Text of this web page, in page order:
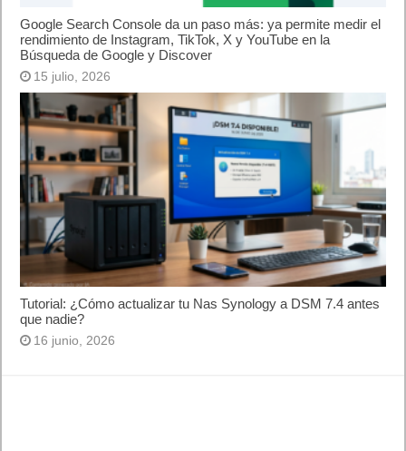
Google Search Console da un paso más: ya permite medir el
rendimiento de Instagram, TikTok, X y YouTube en la
Búsqueda de Google y Discover
15 julio, 2026
Tutorial: ¿Cómo actualizar tu Nas Synology a DSM 7.4 antes
que nadie?
16 junio, 2026